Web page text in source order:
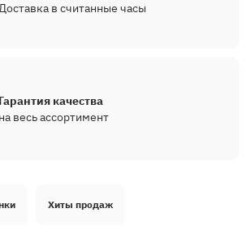
в считанные часы
Гарантия качества
на весь ассортимент
Хиты продаж